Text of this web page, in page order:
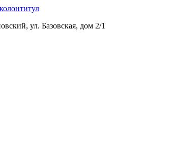
ул. Базовская, дом 2/1